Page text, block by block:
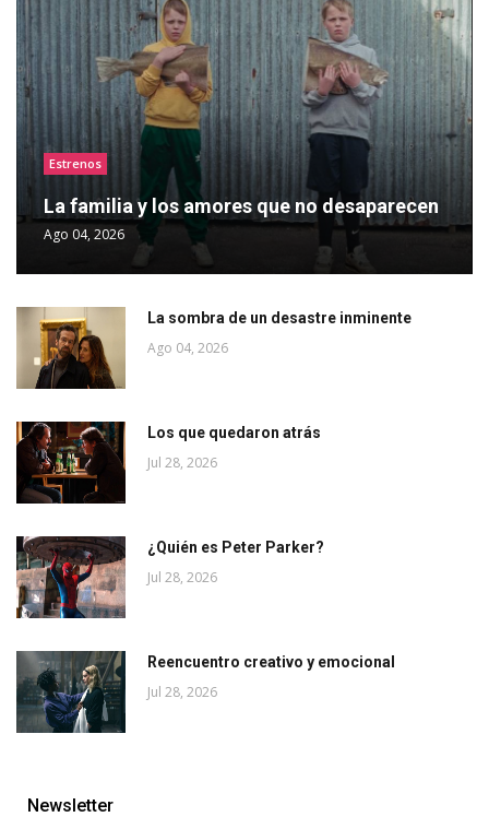
Estrenos
La familia y los amores que no desaparecen
Ago 04, 2026
La sombra de un desastre inminente
Ago 04, 2026
Los que quedaron atrás
Jul 28, 2026
¿Quién es Peter Parker?
Jul 28, 2026
Reencuentro creativo y emocional
Jul 28, 2026
Newsletter